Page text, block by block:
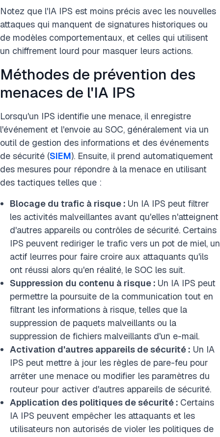
Notez que l'IA IPS est moins précis avec les nouvelles
attaques qui manquent de signatures historiques ou
de modèles comportementaux, et celles qui utilisent
un chiffrement lourd pour masquer leurs actions.
Méthodes de prévention des
menaces de l'IA IPS
Lorsqu'un IPS identifie une menace, il enregistre
l'événement et l'envoie au SOC, généralement via un
outil de gestion des informations et des événements
de sécurité (SIEM). Ensuite, il prend automatiquement
des mesures pour répondre à la menace en utilisant
des tactiques telles que :
Blocage du trafic à risque : Un IA IPS peut filtrer
les activités malveillantes avant qu'elles n'atteignent
d'autres appareils ou contrôles de sécurité. Certains
IPS peuvent rediriger le trafic vers un pot de miel, un
actif leurres pour faire croire aux attaquants qu'ils
ont réussi alors qu'en réalité, le SOC les suit.
Suppression du contenu à risque : Un IA IPS peut
permettre la poursuite de la communication tout en
filtrant les informations à risque, telles que la
suppression de paquets malveillants ou la
suppression de fichiers malveillants d'un e-mail.
Activation d'autres appareils de sécurité : Un IA
IPS peut mettre à jour les règles de pare-feu pour
arrêter une menace ou modifier les paramètres du
routeur pour activer d'autres appareils de sécurité.
Application des politiques de sécurité : Certains
IA IPS peuvent empêcher les attaquants et les
utilisateurs non autorisés de violer les politiques de